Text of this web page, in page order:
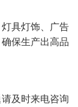
具灯饰、广告
保生产出高品
及时来电咨询